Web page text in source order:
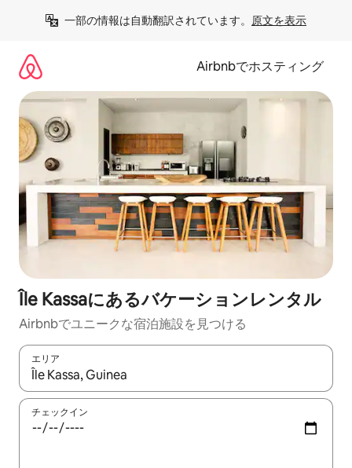
一部の情報は自動翻訳されています。 原文を表示
Airbnbでホスティング
Île Kassaにあるバケーションレンタル
Airbnbでユニークな宿泊施設を見つける
エリア
検索結果が表示されたら、上下の矢印キーを使って移動するか
チェックイン